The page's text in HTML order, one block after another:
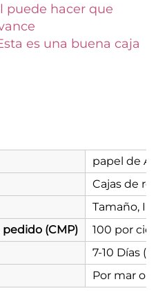
puede hacer que
es una buena caja
papel de
Cajas de
Tamaño,
(CMP)
100 por
7-10 Días
Por mar o